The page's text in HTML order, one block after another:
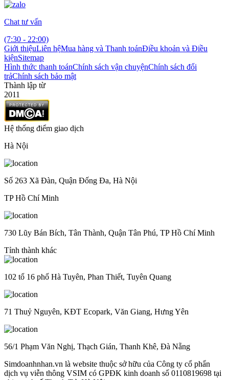
Chat tư vấn
(7:30 - 22:00)
Giới thiệuLiên hệMua hàng và Thanh toánĐiều khoản và Điều
kiệnSitemap
Hình thức thanh toánChính sách vận chuyệnChính sách đổi
trảChính sách bảo mật
Thành lập từ
2011
Hệ thống điểm giao dịch
Hà Nội
Số 263 Xã Đàn, Quận Đống Đa, Hà Nội
TP Hồ Chí Minh
730 Lũy Bán Bích, Tân Thành, Quận Tân Phú, TP Hồ Chí Minh
Tỉnh thành khác
102 tổ 16 phố Hà Tuyên, Phan Thiết, Tuyên Quang
71 Thuỷ Nguyên, KĐT Ecopark, Văn Giang, Hưng Yên
56/1 Phạm Văn Nghị, Thạch Gián, Thanh Khê, Đà Nẵng
Simdoanhnhan.vn là website thuộc sở hữu của Công ty cổ phẩn
dịch vụ viễn thông VSIM có GPĐK kinh doanh số 0110819698 tại